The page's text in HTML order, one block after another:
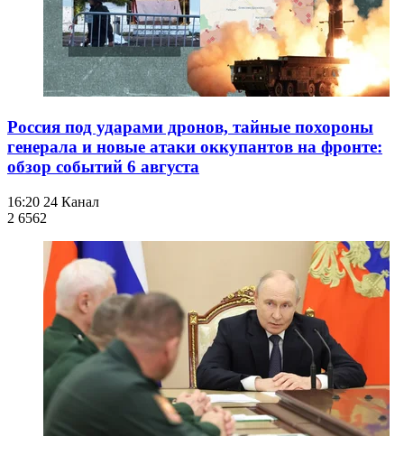
Россия под ударами дронов, тайные похороны
генерала и новые атаки оккупантов на фронте:
обзор событий 6 августа
16:20 24 Канал
2 6562